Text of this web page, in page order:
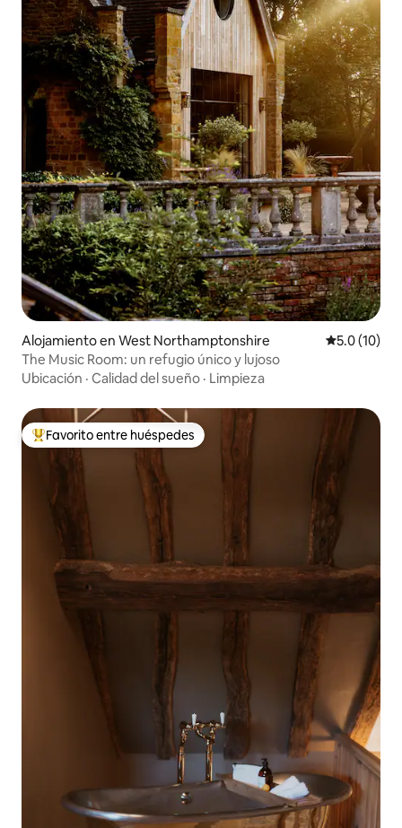
Alojamiento en West Northamptonshire Calificación
5.0 (10)
The Music Room: un refugio único y lujoso
Ubicación · Calidad del sueño · Limpieza
Favorito entre huéspedes preferido
Favorito entre huéspedes